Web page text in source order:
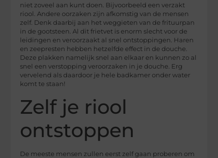
niet zoveel aan kunt doen. Bijvoorbeeld een verzakt
riool. Andere oorzaken zijn afkomstig van de mensen
zelf. Denk daarbij aan het weggieten van de frituurpan
in de gootsteen. Al dit frietvet is enorm slecht voor de
leidingen en veroorzaakt al snel ontstoppingen. Haren
en zeepresten hebben hetzelfde effect in de douche.
Deze plakken namelijk snel aan elkaar en kunnen zo al
snel een verstopping veroorzaken in je douche. Erg
vervelend als daardoor je hele badkamer onder water
komt te staan!
Zelf je riool
ontstoppen
De meeste mensen zullen eerst zelf gaan proberen om